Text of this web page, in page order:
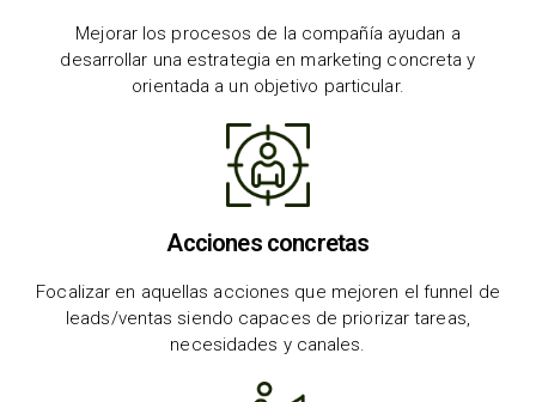
Mejorar los procesos de la compañía ayudan a
desarrollar una estrategia en marketing concreta y
orientada a un objetivo particular.
Acciones concretas
Focalizar en aquellas acciones que mejoren el funnel de
leads/ventas siendo capaces de priorizar tareas,
necesidades y canales.